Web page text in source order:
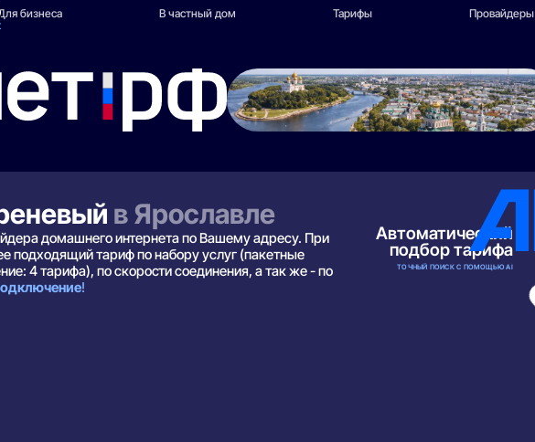
Для бизнеса В частный дом Тарифы Провайдеры
в Ярославле
домашнего интернета по Вашему адресу. При
подходящий тариф по набору услуг (пакетные
4 тарифа), по скорости соединения, а так же - по
!
Автоматический
подбор тарифа
ТОЧНЫЙ ПОИСК С ПОМОЩЬЮ AI